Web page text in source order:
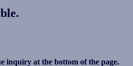
inquiry at the bottom of the page.